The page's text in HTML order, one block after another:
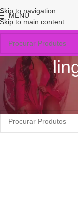
Skip to navigation
Skip to main content
MENU
Início Produtos
Nenhum produto foi